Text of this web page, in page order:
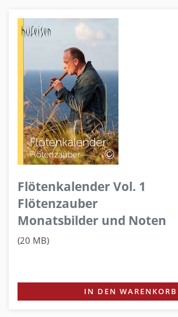
Flötenkalender Vol. 1
Flötenzauber
Monatsbilder und Noten
(20 MB)
IN DEN WARENKORB